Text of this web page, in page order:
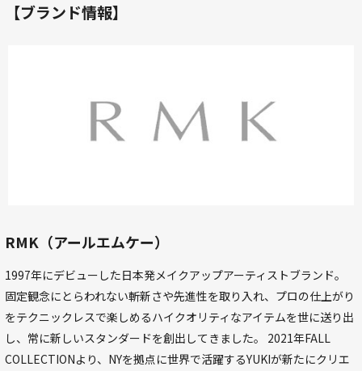
【ブランド情報】
RMK（アールエムケー）
1997年にデビューした日本発メイクアップアーティストブランド。
固定観念にとらわれない斬新さや先進性を取り入れ、プロの仕上がり
をテクニックレスで楽しめるハイクオリティなアイテムを世に送り出
し、常に新しいスタンダードを創出してきました。 2021年FALL
COLLECTIONより、NYを拠点に世界で活躍するYUKIが新たにクリエ